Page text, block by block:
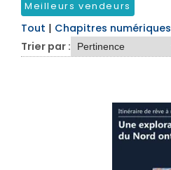
Meilleurs vendeurs
Tout | Chapitres numériques
Trier par :